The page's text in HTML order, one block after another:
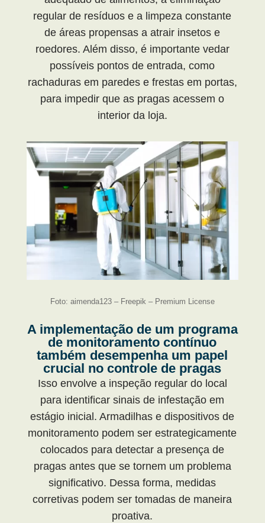
regular de resíduos e a limpeza constante
de áreas propensas a atrair insetos e
roedores. Além disso, é importante vedar
possíveis pontos de entrada, como
rachaduras em paredes e frestas em portas,
para impedir que as pragas acessem o
interior da loja.
Foto: aimenda123 – Freepik – Premium License
A implementação de um programa
de monitoramento contínuo
também desempenha um papel
crucial no controle de pragas
Isso envolve a inspeção regular do local
para identificar sinais de infestação em
estágio inicial. Armadilhas e dispositivos de
monitoramento podem ser estrategicamente
colocados para detectar a presença de
pragas antes que se tornem um problema
significativo. Dessa forma, medidas
corretivas podem ser tomadas de maneira
proativa.